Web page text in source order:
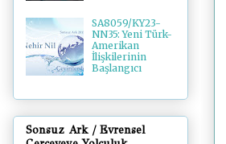
SA8059/KY23-
NN35: Yeni Türk-
Amerikan
İlişkilerinin
Başlangıcı
Sonsuz Ark / Evrensel